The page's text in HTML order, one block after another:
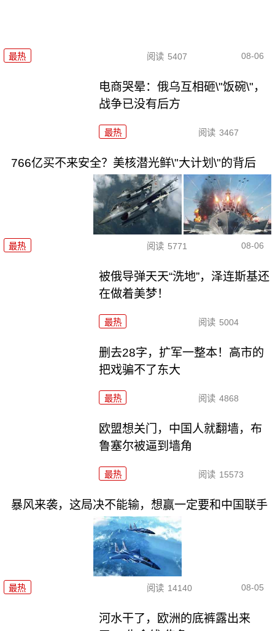
最热 阅读 5407 08-06
电商哭晕：俄乌互相砸\"饭碗\"，
战争已没有后方
最热 阅读 3467
766亿买不来安全？美核潜光鲜\"大计划\"的背后
最热 阅读 5771 08-06
被俄导弹天天“洗地”，泽连斯基还
在做着美梦！
最热 阅读 5004
删去28字，扩军一整本！高市的
把戏骗不了东大
最热 阅读 4868
欧盟想关门，中国人就翻墙，布
鲁塞尔被逼到墙角
最热 阅读 15573
暴风来袭，这局决不能输，想赢一定要和中国联手
最热 阅读 14140 08-05
河水干了，欧洲的底裤露出来